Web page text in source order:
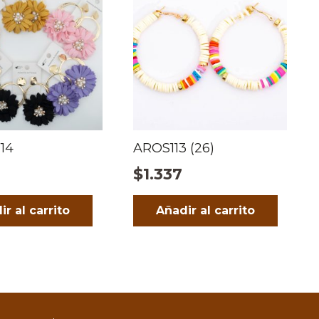
al carrito
AROS113 (26)
$1.337
Añadir al carrito